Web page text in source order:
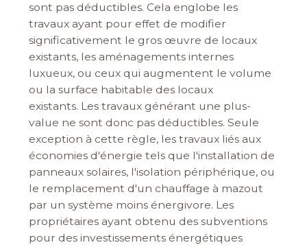
sont pas déductibles. Cela englobe les
travaux ayant pour effet de modifier
significativement le gros œuvre de locaux
existants, les aménagements internes
luxueux, ou ceux qui augmentent le volume
ou la surface habitable des locaux
existants. Les travaux générant une plus-
value ne sont donc pas déductibles. Seule
exception à cette règle, les travaux liés aux
économies d'énergie tels que l'installation de
panneaux solaires, l'isolation périphérique, ou
le remplacement d'un chauffage à mazout
par un système moins énergivore. Les
propriétaires ayant obtenu des subventions
pour des investissements énergétiques